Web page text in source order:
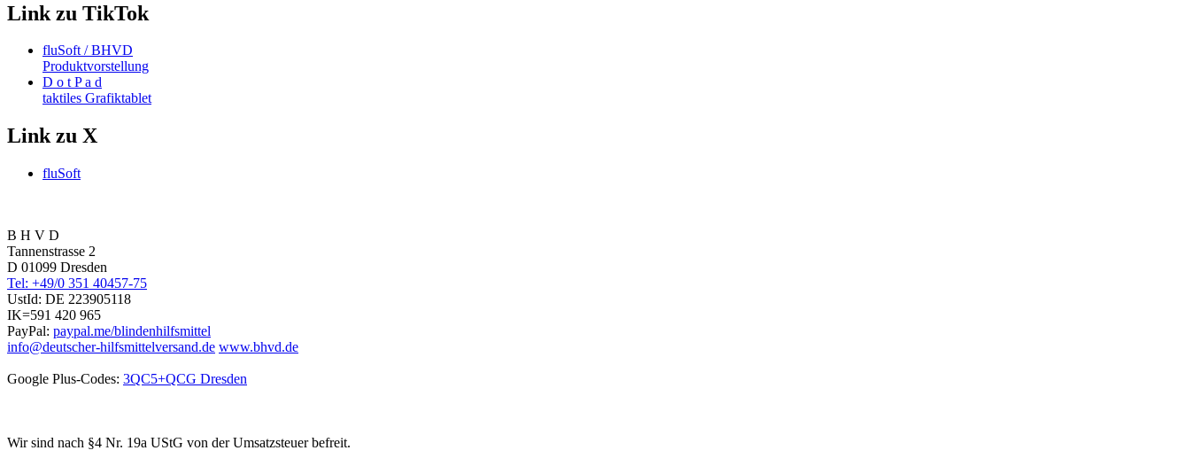
Link zu TikTok
fluSoft / BHVD
Produktvorstellung
D o t P a d
taktiles Grafiktablet
Link zu X
fluSoft
B H V D
Tannenstrasse 2
D 01099 Dresden
Tel: +49/0 351 40457-75
UstId: DE 223905118
IK=591 420 965
PayPal: paypal.me/blindenhilfsmittel
info@deutscher-hilfsmittelversand.de www.bhvd.de
Google Plus-Codes: 3QC5+QCG Dresden
Wir sind nach §4 Nr. 19a UStG von der Umsatzsteuer befreit.